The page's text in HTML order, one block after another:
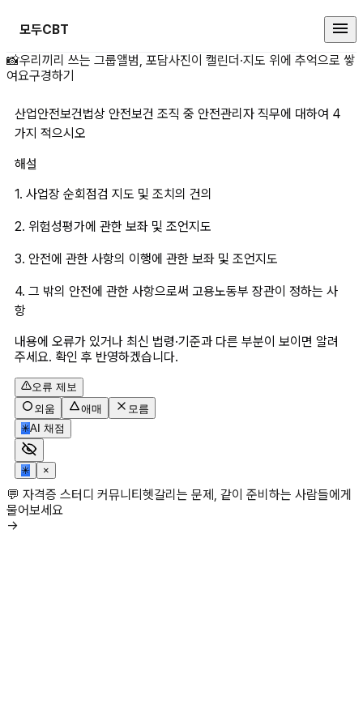
모두CBT
산업안전보건법상 안전보건 조직
📸우리끼리 쓰는 그룹앨범, 포담사진이 캘린더·지도 위에 추억으로 쌓
여요구경하기
산업안전보건법상 안전보건 조직 중 안전관리자 직무에 대하여 4
가지 적으시오
해설
1. 사업장 순회점검 지도 및 조치의 건의
2. 위험성평가에 관한 보좌 및 조언지도
3. 안전에 관한 사항의 이행에 관한 보좌 및 조언지도
4. 그 밖의 안전에 관한 사항으로써 고용노동부 장관이 정하는 사
항
내용에 오류가 있거나 최신 법령·기준과 다른 부분이 보이면 알려
주세요. 확인 후 반영하겠습니다.
오류 제보
외움
애매
모름
✳AI 채점
✳ ×
💬 자격증 스터디 커뮤니티헷갈리는 문제, 같이 준비하는 사람들에게
물어보세요
→